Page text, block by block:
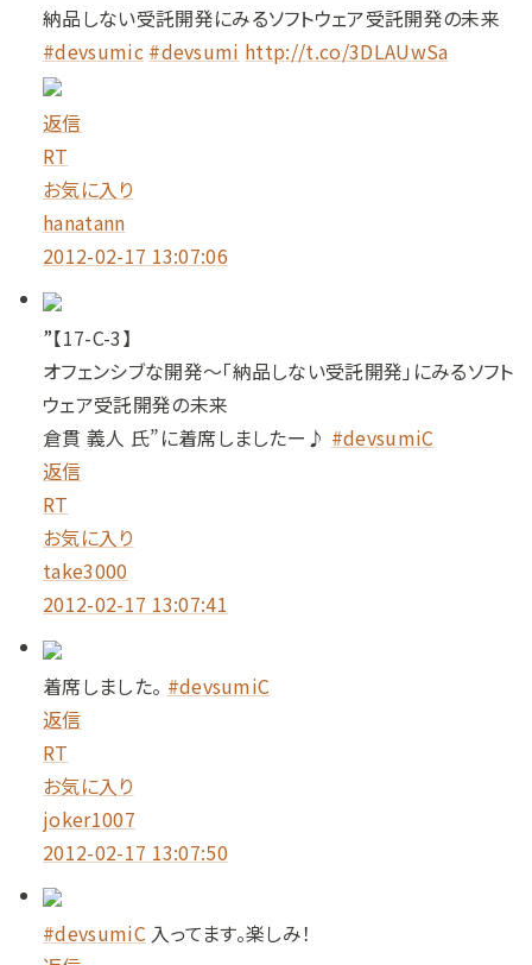
納品しない受託開発にみるソフトウェア受託開発の未来
#devsumic #devsumi http://t.co/3DLAUwSa
返信
RT
お気に入り
hanatann
2012-02-17 13:07:06
”【17-C-3】
オフェンシブな開発～「納品しない受託開発」にみるソフト
ウェア受託開発の未来
倉貫 義人 氏”に着席しましたー♪ #devsumiC
返信
RT
お気に入り
take3000
2012-02-17 13:07:41
着席しました。 #devsumiC
返信
RT
お気に入り
joker1007
2012-02-17 13:07:50
#devsumiC入ってます。楽しみ！